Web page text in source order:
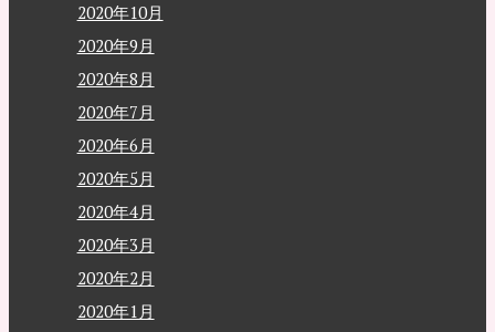
2020年10月
2020年9月
2020年8月
2020年7月
2020年6月
2020年5月
2020年4月
2020年3月
2020年2月
2020年1月